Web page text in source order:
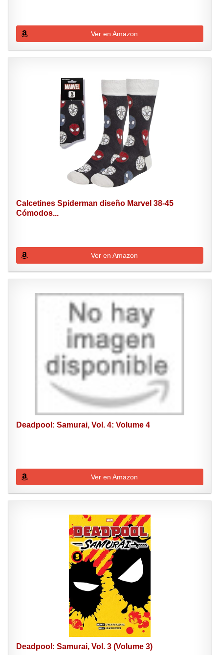
Ver en Amazon
Calcetines Spiderman diseño Marvel 38-45
Cómodos...
Ver en Amazon
Deadpool: Samurai, Vol. 4: Volume 4
Ver en Amazon
Deadpool: Samurai, Vol. 3 (Volume 3)